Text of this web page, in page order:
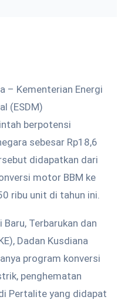
– Kementerian Energi
(ESDM)
berpotensi
sebesar Rp18,6
didapatkan dari
motor BBM ke
ribu unit di tahun ini.
Terbarukan dan
Dadan Kusdiana
program konversi
penghematan
Pertalite yang didapat